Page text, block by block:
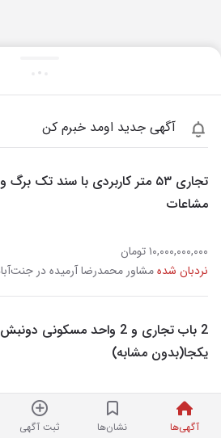
آگهی‌ها نشان‌ها ثبت آگهی
آگهی جدید اومد خبرم کن
تجاری ۵۳ متر کاربردی با سند تک برگ و
مشاعات
۱۰,۰۰۰,۰۰۰,۰۰۰ تومان
نردبان شده
2 باب تجاری و 2 واحد مسکونی دونبش
یکجا(بدون مشابه)
۵۹,۰۰۰,۰۰۰,۰۰۰ تومان
نردبان شده
در جنت‌آباد مرکزی